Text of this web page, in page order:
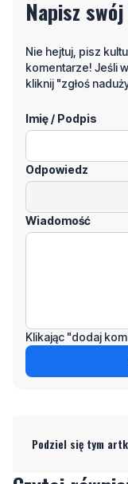
komentarze! Jeśli
kliknij "zgłoś
Imię / Podpis
Odpowiedz
Wiadomość